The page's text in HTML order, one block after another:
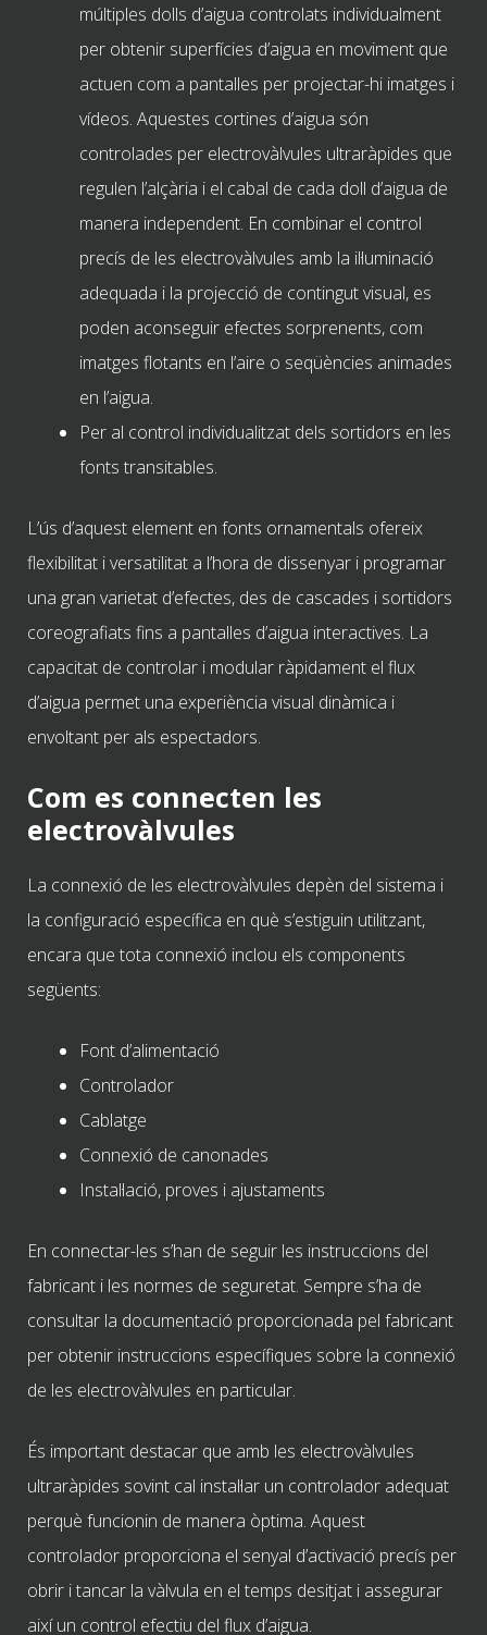
múltiples dolls d’aigua controlats individualment
per obtenir superfícies d’aigua en moviment que
actuen com a pantalles per projectar-hi imatges i
vídeos. Aquestes cortines d’aigua són
controlades per electrovàlvules ultraràpides que
regulen l’alçària i el cabal de cada doll d’aigua de
manera independent. En combinar el control
precís de les electrovàlvules amb la il·luminació
adequada i la projecció de contingut visual, es
poden aconseguir efectes sorprenents, com
imatges flotants en l’aire o seqüències animades
en l’aigua.
Per al control individualitzat dels sortidors en les
fonts transitables.
L’ús d’aquest element en fonts ornamentals ofereix
flexibilitat i versatilitat a l’hora de dissenyar i programar
una gran varietat d’efectes, des de cascades i sortidors
coreografiats fins a pantalles d’aigua interactives. La
capacitat de controlar i modular ràpidament el flux
d’aigua permet una experiència visual dinàmica i
envoltant per als espectadors.
Com es connecten les
electrovàlvules
La connexió de les electrovàlvules depèn del sistema i
la configuració específica en què s’estiguin utilitzant,
encara que tota connexió inclou els components
següents:
Font d’alimentació
Controlador
Cablatge
Connexió de canonades
Instal·lació, proves i ajustaments
En connectar-les s’han de seguir les instruccions del
fabricant i les normes de seguretat. Sempre s’ha de
consultar la documentació proporcionada pel fabricant
per obtenir instruccions específiques sobre la connexió
de les electrovàlvules en particular.
És important destacar que amb les electrovàlvules
ultraràpides sovint cal instal·lar un controlador adequat
perquè funcionin de manera òptima. Aquest
controlador proporciona el senyal d’activació precís per
obrir i tancar la vàlvula en el temps desitjat i assegurar
així un control efectiu del flux d’aigua.